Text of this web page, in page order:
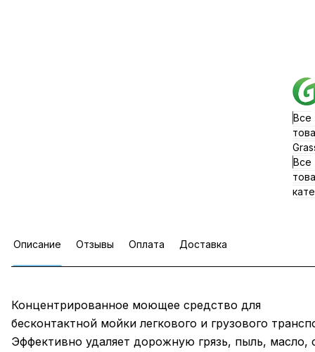
Все
Все
Описание Отзывы Оплата Доставка
Концентрированное моющее средство для
бесконтактной мойки легкового и грузового
Эффективно удаляет дорожную грязь, пыль, масло,